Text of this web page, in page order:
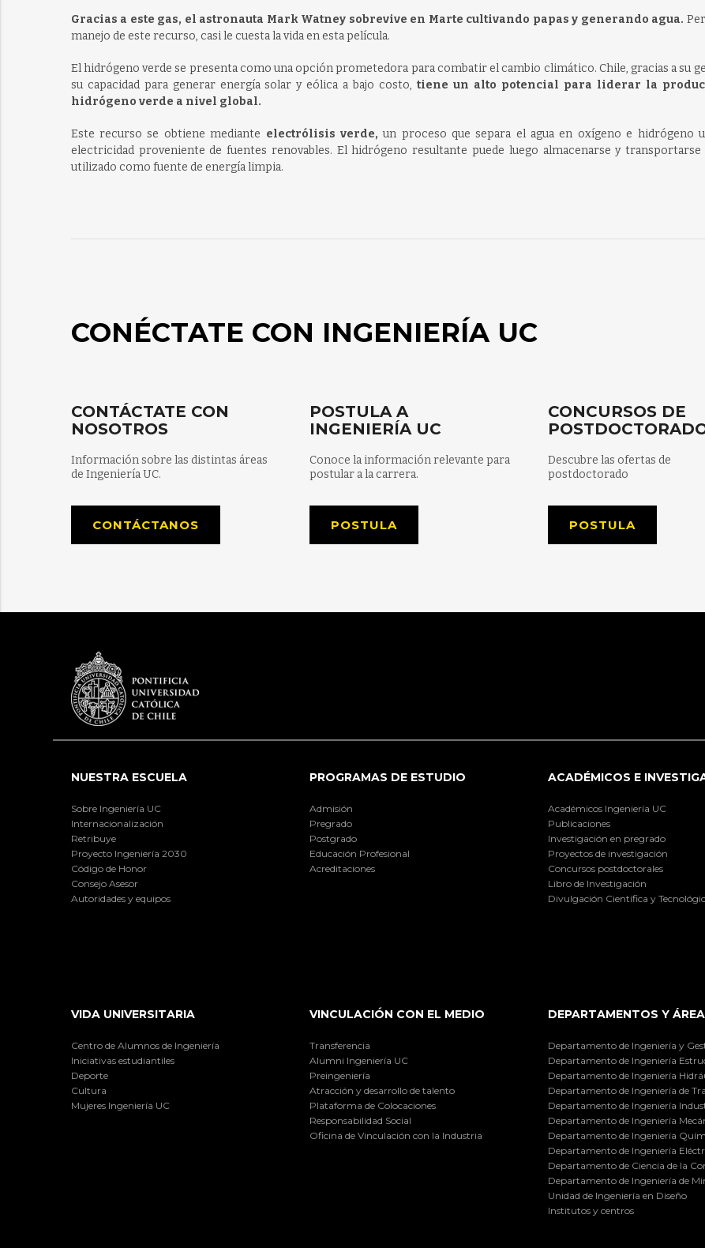
Gracias a este gas, el astronauta Mark Watney sobrevive en Marte cultivando papas y generando agua.
manejo de este recurso, casi le cuesta la vida en esta película.
El hidrógeno verde se presenta como una opción prometedora para combatir el cambio climático. Chile, gracias a su
su capacidad para generar energía solar y eólica a bajo costo,tiene un alto potencial para liderar la
hidrógeno verde a nivel global.
Este recurso se obtiene mediante electrólisis verde, un proceso que separa el agua en oxígeno e hidrógeno
electricidad proveniente de fuentes renovables. El hidrógeno resultante puede luego almacenarse y
utilizado como fuente de energía limpia.
CONÉCTATE CON INGENIERÍA UC
CONTÁCTATE CON
NOSOTROS
Información sobre las distintas áreas
de Ingeniería UC.
CONTÁCTANOS
POSTULA A
INGENIERÍA UC
Conoce la información relevante para
postular a la carrera.
POSTULA
CONCURSOS DE
Descubre las ofertas de
postdoctorado
POSTULA
NUESTRA ESCUELA
Sobre Ingeniería UC
Internacionalización
Retribuye
Proyecto Ingeniería 2030
Código de Honor
Consejo Asesor
Autoridades y equipos
PROGRAMAS DE ESTUDIO
Admisión
Pregrado
Postgrado
Educación Profesional
Acreditaciones
ACADÉMICOS E
Académicos Ingeniería UC
Publicaciones
Investigación en pregrado
Proyectos de investigación
Concursos postdoctorales
Libro de Investigación
Divulgación Científica y
VIDA UNIVERSITARIA
Centro de Alumnos de Ingeniería
Iniciativas estudiantiles
Deporte
Cultura
Mujeres Ingeniería UC
VINCULACIÓN CON EL MEDIO
Transferencia
Alumni Ingeniería UC
Preingeniería
Atracción y desarrollo de talento
Plataforma de Colocaciones
Responsabilidad Social
Oficina de Vinculación con la Industria
DEPARTAMENTOS Y
Departamento de Ingeniería y
Departamento de Ingeniería
Departamento de Ingeniería
Departamento de Ingeniería de
Departamento de Ingeniería
Departamento de Ingeniería
Departamento de Ingeniería
Departamento de Ingeniería
Departamento de Ciencia de la
Departamento de Ingeniería de
Unidad de Ingeniería en Diseño
Institutos y centros